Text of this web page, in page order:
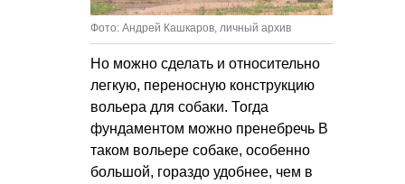
Фото: Андрей Кашкаров, личный архив
Но можно сделать и относительно
легкую, переносную конструкцию
вольера для собаки. Тогда
фундаментом можно пренебречь В
таком вольере собаке, особенно
большой, гораздо удобнее, чем в